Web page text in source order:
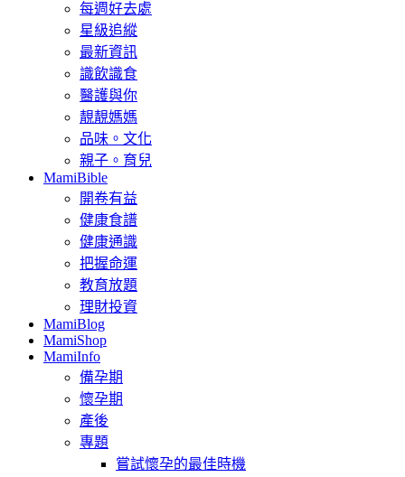
每週好去處
星級追縱
最新資訊
識飲識食
醫護與你
靚靚媽媽
品味。文化
親子。育兒
MamiBible
開卷有益
健康食譜
健康通識
把握命運
教育放題
理財投資
MamiBlog
MamiShop
MamiInfo
備孕期
懷孕期
產後
專題
嘗試懷孕的最佳時機